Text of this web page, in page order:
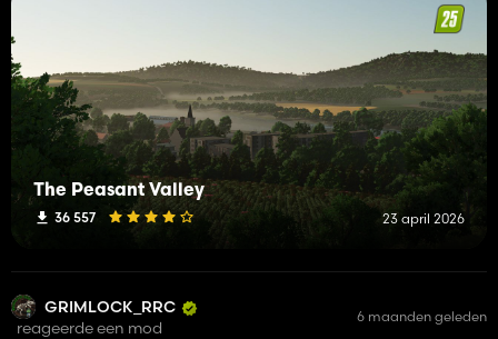
The Peasant Valley
36 557 23 april 2026
GRIMLOCK_RRC
reageerde een mod
6 maanden geleden